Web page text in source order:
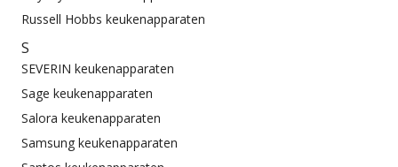
Russell Hobbs keukenapparaten
S
SEVERIN keukenapparaten
Sage keukenapparaten
Salora keukenapparaten
Samsung keukenapparaten